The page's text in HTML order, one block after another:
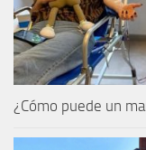
¿Cómo puede un